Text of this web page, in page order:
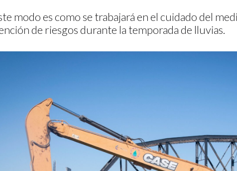
modo es como se trabajará en el cuidado del
de riesgos durante la temporada de lluvias.